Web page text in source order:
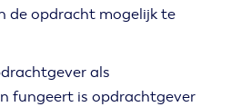
de opdracht mogelijk te
als
fungeert is opdrachtgever